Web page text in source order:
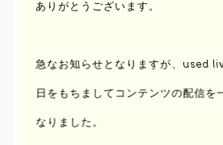
ありがとうございます。
急なお知らせとなりますが、used
日をもちまして コンテンツの配信を
なりました。